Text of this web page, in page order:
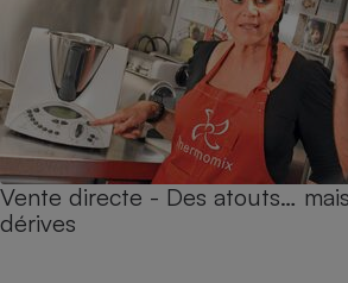
Vente directe - Des atouts…
dérives